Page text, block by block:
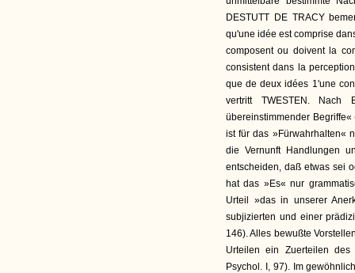
DESTUTT DE TRACY
qu'une idée est comprise
composent ou doivent la
consistent dans la
que de deux idées 1'une
vertritt TWESTEN. Nach
übereinstimmender
ist für das »Fürwahrhalten«
die Vernunft Handlungen
entscheiden, daß etwas sei
hat das »Es« nur
Urteil »das in unserer
subjizierten und einer
146). Alles bewußte
Urteilen ein Zuerteilen des
Psychol. I, 97). Im